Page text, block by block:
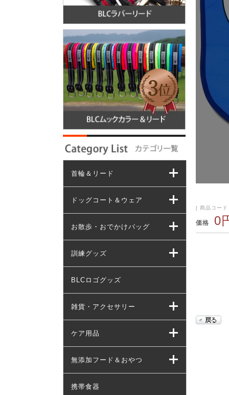
[ 商品コー
価格 0
首輪＆リード
ドッグコート＆ウェア
お散歩・おでかけバッグ
訓練グッズ
BLCロゴグッズ
雑貨・アクセサリー
ケア用品
無添加フード＆おやつ
携帯食器